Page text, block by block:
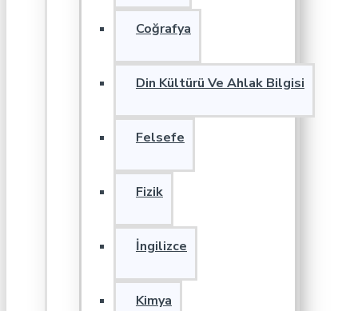
Coğrafya
Din Kültürü Ve Ahlak Bilgisi
Felsefe
Fizik
İngilizce
Kimya